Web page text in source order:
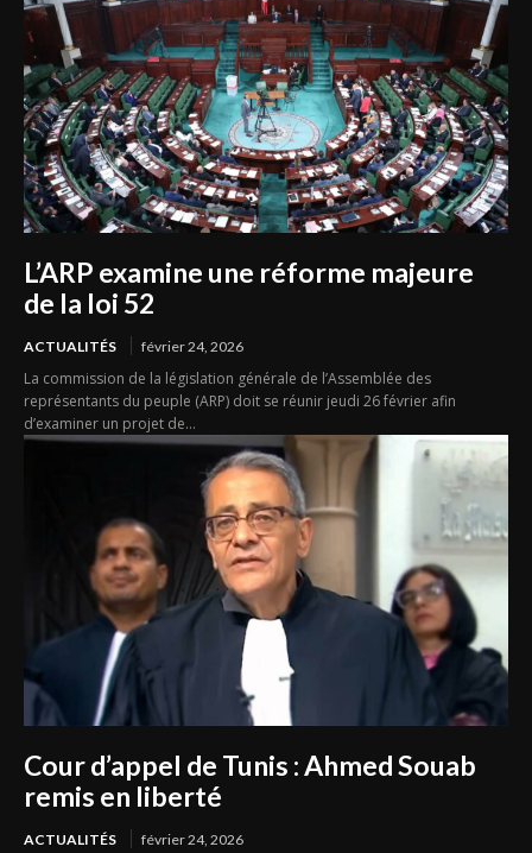
L’ARP examine une réforme majeure
de la loi 52
ACTUALITÉS février 24, 2026
La commission de la législation générale de l’Assemblée des
représentants du peuple (ARP) doit se réunir jeudi 26 février afin
d’examiner un projet de...
Cour d’appel de Tunis : Ahmed Souab
remis en liberté
ACTUALITÉS février 24, 2026